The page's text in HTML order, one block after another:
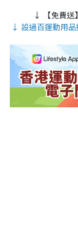
↓ 【免費送
↓ 設過百運動用